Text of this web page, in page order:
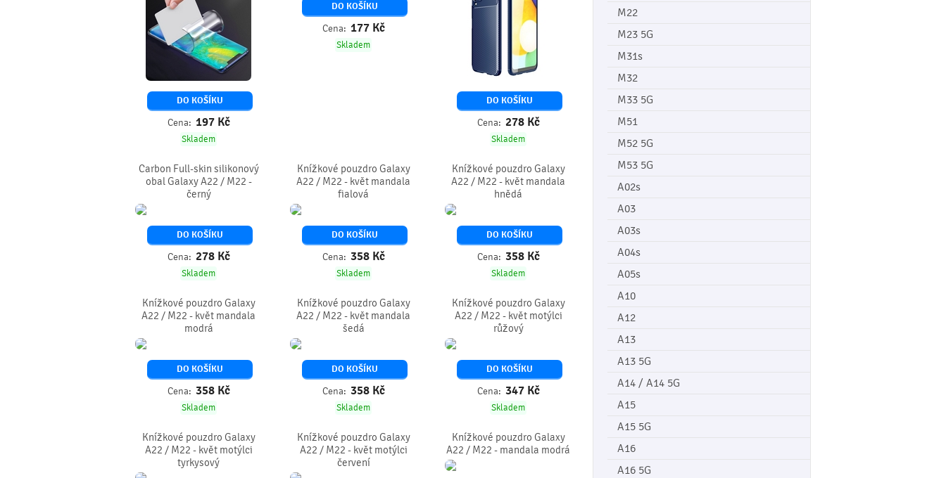
M22
M23 5G
M31s
M32
M33 5G
M51
M52 5G
M53 5G
A02s
A03
A03s
A04s
A05s
A10
A12
A13
A13 5G
A14 / A14 5G
A15
A15 5G
A16
A16 5G
DO KOŠÍKU
Cena: 197 Kč
Skladem
DO KOŠÍKU
Cena: 177 Kč
Skladem
DO KOŠÍKU
Cena: 278 Kč
Skladem
Carbon Full-skin silikonový
obal Galaxy A22 / M22 -
černý
DO KOŠÍKU
Cena: 278 Kč
Skladem
Knížkové pouzdro Galaxy
A22 / M22 - květ mandala
fialová
DO KOŠÍKU
Cena: 358 Kč
Skladem
Knížkové pouzdro Galaxy
A22 / M22 - květ mandala
hnědá
DO KOŠÍKU
Cena: 358 Kč
Skladem
Knížkové pouzdro Galaxy
A22 / M22 - květ mandala
modrá
DO KOŠÍKU
Cena: 358 Kč
Skladem
Knížkové pouzdro Galaxy
A22 / M22 - květ mandala
šedá
DO KOŠÍKU
Cena: 358 Kč
Skladem
Knížkové pouzdro Galaxy
A22 / M22 - květ motýlci
růžový
DO KOŠÍKU
Cena: 347 Kč
Skladem
Knížkové pouzdro Galaxy
A22 / M22 - květ motýlci
tyrkysový
Knížkové pouzdro Galaxy
A22 / M22 - květ motýlci
červení
Knížkové pouzdro Galaxy
A22 / M22 - mandala modrá